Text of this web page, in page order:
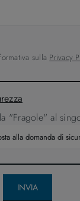
sulla Privacy
"Fragole" al
INVIA